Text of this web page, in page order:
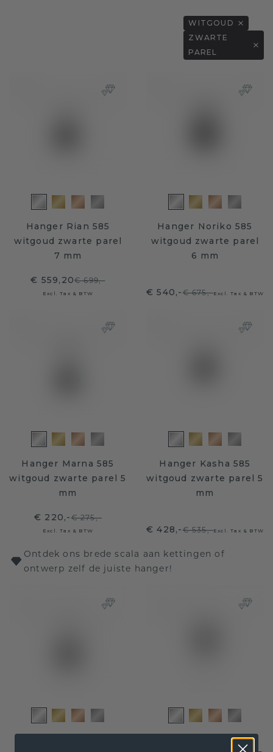
WITGOUD
ZWARTE
PAREL
Hanger Rian 585
witgoud zwarte parel
7 mm
€ 559,20€ 699,-
Excl. Tax & BTW
Hanger Noriko 585
witgoud zwarte parel
6 mm
€ 540,-€ 675,-Excl. Tax & BTW
Hanger Marna 585
witgoud zwarte parel 5
mm
€ 220,-€ 275,-
Excl. Tax & BTW
Hanger Kasha 585
witgoud zwarte parel 5
mm
€ 428,-€ 535,-Excl. Tax & BTW
Ontdek ons brede scala aan kettingen of
ontwerp zelf de juiste hanger!
Hanger Ann 585